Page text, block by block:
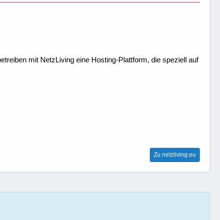
mit NetzLiving eine Hosting-Plattform, die speziell auf
Zu netzliving.eu